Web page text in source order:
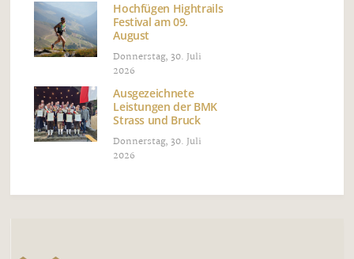
Hochfügen Hightrails
Festival am 09.
August
Donnerstag, 30. Juli
2026
Ausgezeichnete
Leistungen der BMK
Strass und Bruck
Donnerstag, 30. Juli
2026